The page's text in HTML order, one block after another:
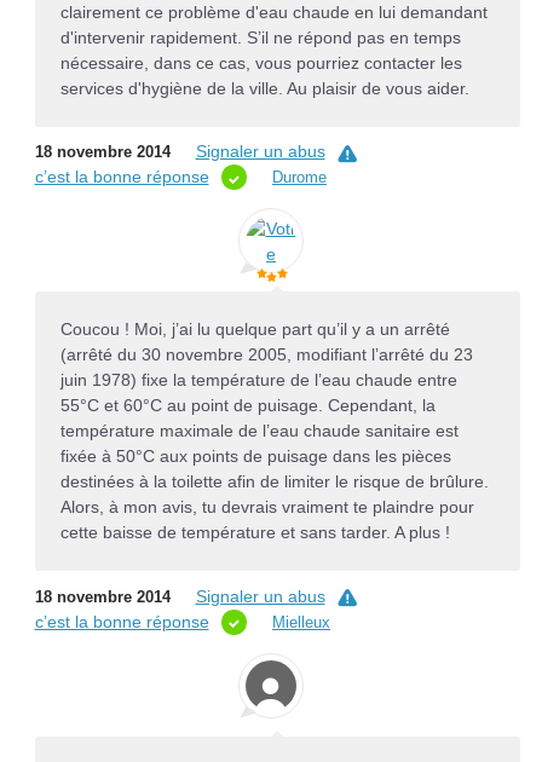
clairement ce problème d'eau chaude en lui demandant
d'intervenir rapidement. S’il ne répond pas en temps
nécessaire, dans ce cas, vous pourriez contacter les
services d'hygiène de la ville. Au plaisir de vous aider.
18 novembre 2014
Signaler un abus
c’est la bonne réponse
Durome
Coucou ! Moi, j’ai lu quelque part qu’il y a un arrêté
(arrêté du 30 novembre 2005, modifiant l’arrêté du 23
juin 1978) fixe la température de l’eau chaude entre
55°C et 60°C au point de puisage. Cependant, la
température maximale de l’eau chaude sanitaire est
fixée à 50°C aux points de puisage dans les pièces
destinées à la toilette afin de limiter le risque de brûlure.
Alors, à mon avis, tu devrais vraiment te plaindre pour
cette baisse de température et sans tarder. A plus !
18 novembre 2014
Signaler un abus
c’est la bonne réponse
Mielleux